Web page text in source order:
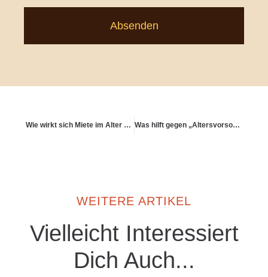
Absenden
Wie wirkt sich Miete im Alter auf meine Finanzplanung aus? Was hilft gegen „Altersvorsorge-Prokrastination“?
WEITERE ARTIKEL
Vielleicht Interessiert
Dich Auch...